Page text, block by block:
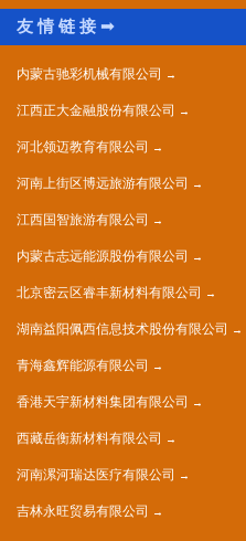
内蒙古驰彩机械有限公司
江西正大金融股份有限公司
河北领迈教育有限公司
河南上街区博远旅游有限公司
江西国智旅游有限公司
内蒙古志远能源股份有限公司
北京密云区睿丰新材料有限公司
湖南益阳佩西信息技术股份有限公司
青海鑫辉能源有限公司
香港天宇新材料集团有限公司
西藏岳衡新材料有限公司
河南漯河瑞达医疗有限公司
吉林永旺贸易有限公司